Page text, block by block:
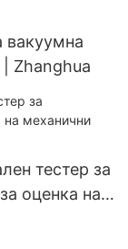
вакуумна
Zhanghua
тестер за
оценка на